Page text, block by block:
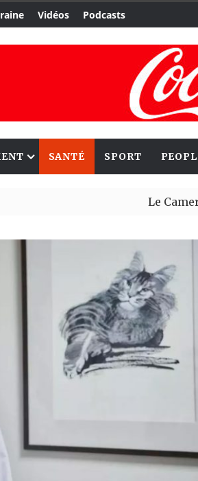
Vidéos Podcasts
SANTÉ SPORT
Le Cameroun et